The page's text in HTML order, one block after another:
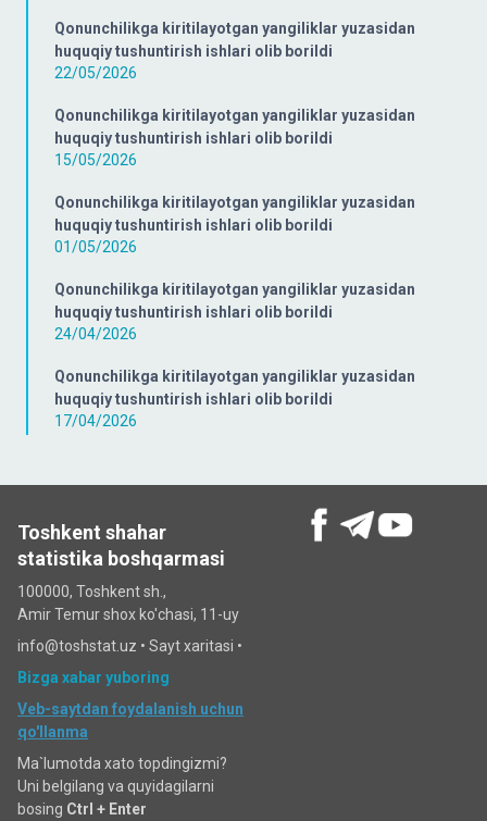
Qonunchilikga kiritilayotgan yangiliklar yuzasidan
huquqiy tushuntirish ishlari olib borildi
22/05/2026
Qonunchilikga kiritilayotgan yangiliklar yuzasidan
huquqiy tushuntirish ishlari olib borildi
15/05/2026
Qonunchilikga kiritilayotgan yangiliklar yuzasidan
huquqiy tushuntirish ishlari olib borildi
01/05/2026
Qonunchilikga kiritilayotgan yangiliklar yuzasidan
huquqiy tushuntirish ishlari olib borildi
24/04/2026
Qonunchilikga kiritilayotgan yangiliklar yuzasidan
huquqiy tushuntirish ishlari olib borildi
17/04/2026
Toshkent shahar
statistika boshqarmasi
100000, Toshkent sh.,
Amir Temur shox ko'chasi, 11-uy
info@toshstat.uz • Sayt xaritasi •
Bizga xabar yuboring
Veb-saytdan foydalanish uchun
qo'llanma
Ma`lumotda xato topdingizmi?
Uni belgilang va quyidagilarni
bosing Ctrl + Enter